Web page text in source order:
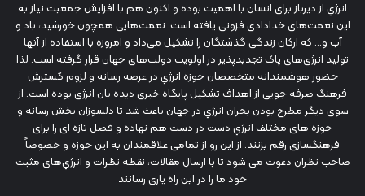
انرژي‌ از دیرباز برای انسان با اهمیت بوده و اکنون هم با افزایش جمعیت نیاز به
این نعمت‌های خدادادی فزونی یافته است. نعمت‌هایی همچون خورشید، باد و
آب و... که ارکان زندگی گذشتگان را تشکیل می‌داد و امروزه با استفاده از آنها
تولید انرژی‌های پاک تجدیدپذیر در اولویت دولت‌های جهان قرار گرفته است. لذا
حضور هوشمندانه متخصصان حوزه انرژي در عرصه رسانه و لزوم گسترش
فرهنگ صرفه جویی از اهداف تشکیل پایگاه خبری دیده بان انرژی بوده است. از
سوی دیگر مطرح بودن بحران انرژي در جهان باعث شد تا دلسوزان بخش رسانه و
حوزه های مختلف انرژي دست در دست هم نهاده و فصل تازه ای را برای
فرهنگسازی رقم بزنند. از این رو از تمامی علاقمندان به این حوزه و خصوصاً
صاحب نظران دعوت می شود تا با ارسال مقالات، نقطه نظرات و انرژي‌های مثبت
خود ما را در این راه یاری رسانند